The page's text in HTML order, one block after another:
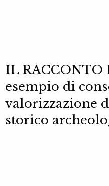
IL RACCONTO
esempio di
valorizzazione
storico